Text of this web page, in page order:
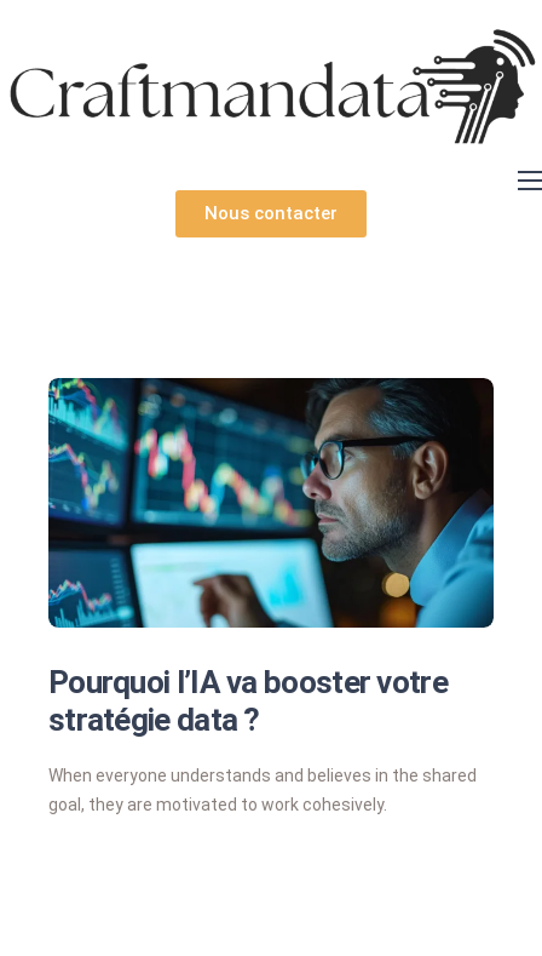
Nous contacter
Pourquoi l’IA va booster votre
stratégie data ?
When everyone understands and believes in the shared
goal, they are motivated to work cohesively.